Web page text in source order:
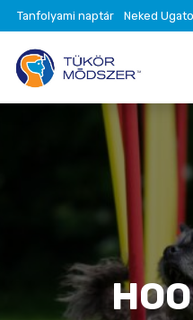
Tanfolyami naptár Neked